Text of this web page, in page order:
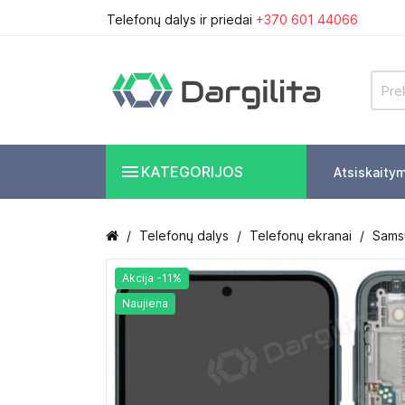
Telefonų dalys ir priedai +370 601 44066
 KATEGORIJOS
Telefonų dalys Telefonų ekranai
Akcija -11%
Naujiena